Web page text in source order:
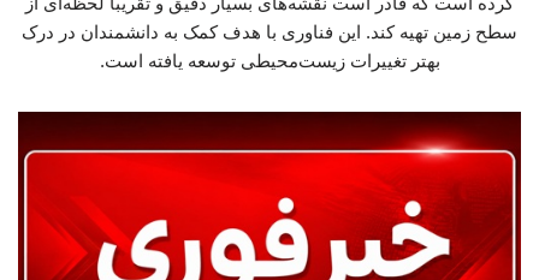
سطح زمین تهیه کند. این فناوری با هدف کمک به دانشمندان در درک
بهتر تغییرات زیست‌محیطی توسعه یافته است.